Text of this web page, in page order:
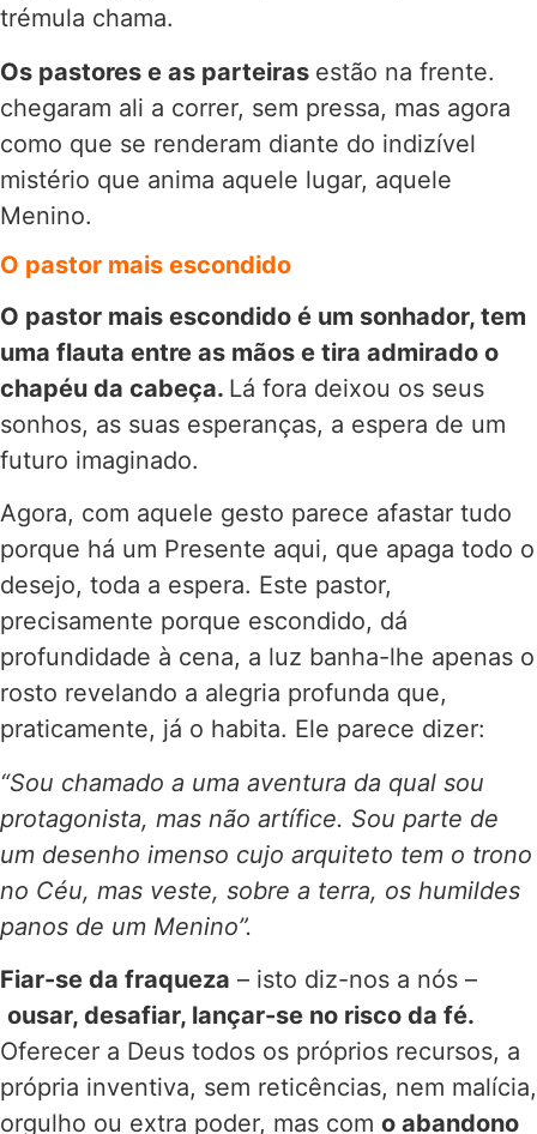
trémula chama.
Os pastores e as parteiras estão na frente.
chegaram ali a correr, sem pressa, mas agora
como que se renderam diante do indizível
mistério que anima aquele lugar, aquele
Menino.
O pastor mais escondido
O pastor mais escondido é um sonhador, tem
uma flauta entre as mãos e tira admirado o
chapéu da cabeça. Lá fora deixou os seus
sonhos, as suas esperanças, a espera de um
futuro imaginado.
Agora, com aquele gesto parece afastar tudo
porque há um Presente aqui, que apaga todo o
desejo, toda a espera. Este pastor,
precisamente porque escondido, dá
profundidade à cena, a luz banha-lhe apenas o
rosto revelando a alegria profunda que,
praticamente, já o habita. Ele parece dizer:
“Sou chamado a uma aventura da qual sou
protagonista, mas não artífice. Sou parte de
um desenho imenso cujo arquiteto tem o trono
no Céu, mas veste, sobre a terra, os humildes
panos de um Menino”.
Fiar-se da fraqueza – isto diz-nos a nós –
ousar, desafiar, lançar-se no risco da fé.
Oferecer a Deus todos os próprios recursos, a
própria inventiva, sem reticências, nem malícia,
orgulho ou extra poder, mas com o abandono